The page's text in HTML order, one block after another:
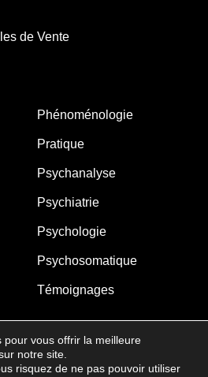
de Vente
Phénoménologie
Pratique
Psychanalyse
Psychiatrie
Psychologie
Psychosomatique
Témoignages
© 2005-2025 – La Gouberdière
pour vous offrir la meilleure
notre site.
risquez de ne pas pouvoir utiliser